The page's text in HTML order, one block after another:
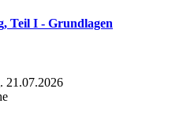
Teil I - Grundlagen
21.07.2026